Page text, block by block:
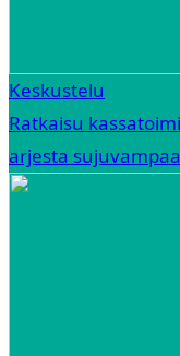
Keskustelu
Ratkaisu
arjesta sujuvampaa